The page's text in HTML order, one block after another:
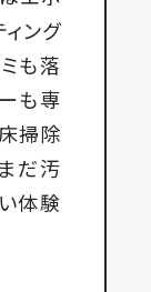
ング
も落
も専
掃除
だ汚
体験